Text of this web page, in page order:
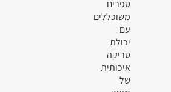
ספרים
משוכללים
עם
יכולת
סריקה
איכותית
של